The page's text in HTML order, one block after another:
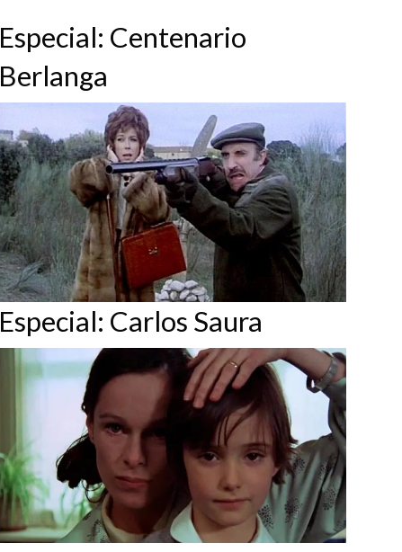
Especial: Centenario
Berlanga
Especial: Carlos Saura